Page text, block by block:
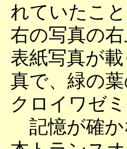
れていたこ
右の写真の
表紙写真が
真で、緑の
クロイワゼミ
記憶が確か